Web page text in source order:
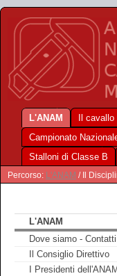
L'ANAM Il
Campionato
Stalloni di Classe B
Percorso: L'ANAM / Il
L'ANAM
Dove siamo - Contatti
Il Consiglio Direttivo
I Presidenti dell'ANAM